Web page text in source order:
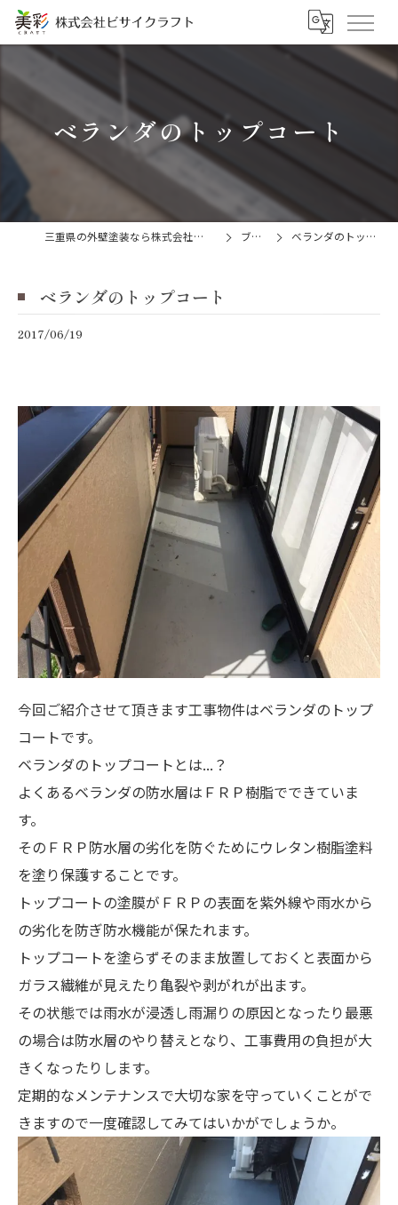
ベランダのトップコート
三重県の外壁塗装なら株式会社ビサイクラフト ブログ ベランダのトップコート
ベランダのトップコート
2017/06/19
今回ご紹介させて頂きます工事物件はベランダのトップ
コートです。
ベランダのトップコートとは...？
よくあるベランダの防水層はＦＲＰ樹脂でできていま
す。
そのＦＲＰ防水層の劣化を防ぐためにウレタン樹脂塗料
を塗り保護することです。
トップコートの塗膜がＦＲＰの表面を紫外線や雨水から
の劣化を防ぎ防水機能が保たれます。
トップコートを塗らずそのまま放置しておくと表面から
ガラス繊維が見えたり亀裂や剥がれが出ます。
その状態では雨水が浸透し雨漏りの原因となったり最悪
の場合は防水層のやり替えとなり、工事費用の負担が大
きくなったりします。
定期的なメンテナンスで大切な家を守っていくことがで
きますので一度確認してみてはいかがでしょうか。